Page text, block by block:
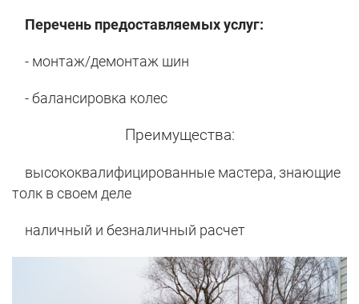
Перечень предоставляемых услуг:
- монтаж/демонтаж шин
- балансировка колес
Преимущества:
высококвалифицированные мастера, знающие
толк в своем деле
наличный и безналичный расчет